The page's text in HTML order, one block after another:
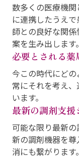
数多くの医療機
に連携したうえ
師との良好な関
案を生み出します。
必要とされる薬
今この時代にど
常にそれを考え
います。
最新の調剤支援
可能な限り最新
新の調剤機器を
消にも繋がります。